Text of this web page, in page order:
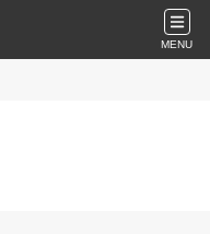
MENU